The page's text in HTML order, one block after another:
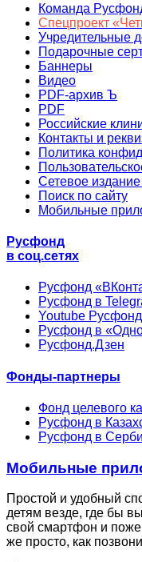
Команда
Спецпроект
Учредительные
Подарочные
Баннеры
Видео
PDF-архив Ъ
PDF
Российские
Контакты и
Политика
Сетевое
Поиск по сайту
Мобильные
Русфонд
в соц.сетях
Русфонд
Русфонд в
Youtube
Русфонд в
Русфонд.Дзен
Фонды-партнеры
Фонд целевого
Русфонд в
Русфонд в
Мобильные
Простой и удобный
детям везде, где бы
свой смартфон и
же просто, как